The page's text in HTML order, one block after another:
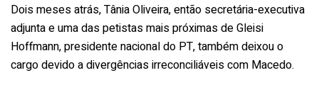
Dois meses atrás, Tânia Oliveira, então secretária-executiva
adjunta e uma das petistas mais próximas de Gleisi
Hoffmann, presidente nacional do PT, também deixou o
cargo devido a divergências irreconciliáveis com Macedo.